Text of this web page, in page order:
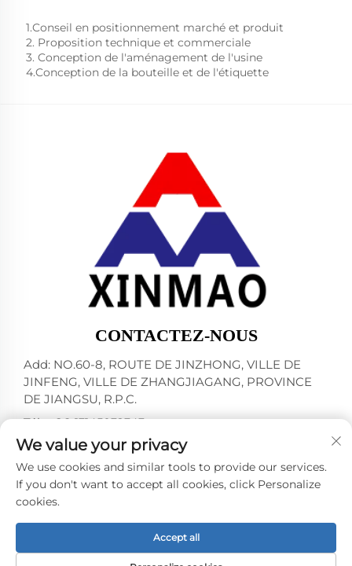
1.Conseil en positionnement marché et produit
2. Proposition technique et commerciale
3. Conception de l'aménagement de l'usine
4.Conception de la bouteille et de l'étiquette
CONTACTEZ-NOUS
Add: NO.60-8, ROUTE DE JINZHONG, VILLE DE
JINFENG, VILLE DE ZHANGJIAGANG, PROVINCE
DE JIANGSU, R.P.C.
Tél. :+86-13145032343
Courriel :[email protected]
Droits d'auteur © 2024 par ZHANGJIAGANG CITY
XINMAO DRINK MACHINERY CO.,LTD. -Politique de
confidentialité
We value your privacy
We use cookies and similar tools to provide our services.
If you don't want to accept all cookies, click Personalize
cookies.
Accept all